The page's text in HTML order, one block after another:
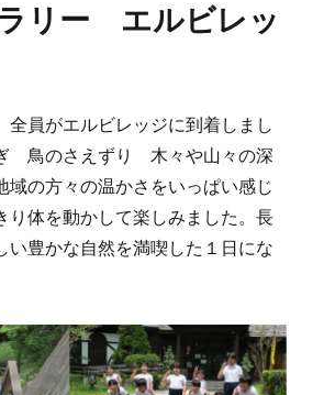
リー エルビレッ
全員がエルビレッジに到着しまし
鳥のさえずり 木々や山々の深
域の方々の温かさをいっぱい感じ
り体を動かして楽しみました。長
い豊かな自然を満喫した１日にな